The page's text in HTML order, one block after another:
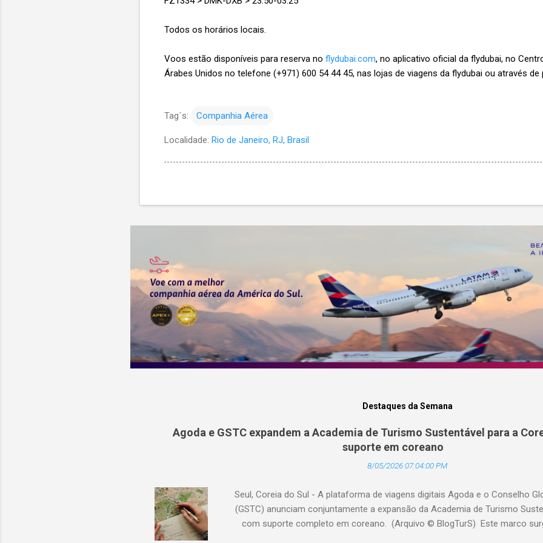
Todos os horários locais.
Voos estão disponíveis para reserva no flydubai.com, no aplicativo oficial da flydubai, no
Árabes Unidos no telefone (+971) 600 54 44 45, nas lojas de viagens da flydubai ou através
Tag´s: Companhia Aérea
Localidade: Rio de Janeiro, RJ, Brasil
Destaques da Semana
Agoda e GSTC expandem a Academia de Turismo Sustentável para a
suporte em coreano
8/05/2026 07:04:00 PM
Seul, Coreia do Sul - A plataforma de viagens digitais Agoda e o Conselho
(GSTC) anunciam conjuntamente a expansão da Academia de Turismo
com suporte completo em coreano. (Arquivo © BlogTurS) Este marco